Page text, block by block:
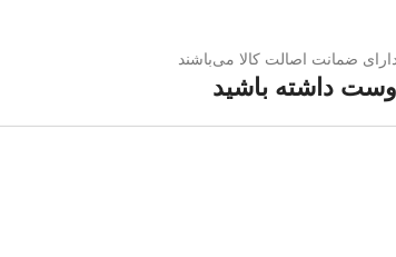
ضمانت اصالت کالا می‌باشند
داشته باشید